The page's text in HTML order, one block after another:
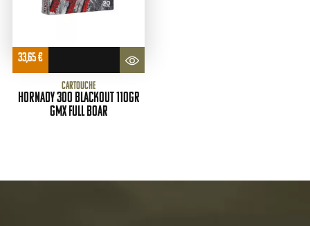
33,65€
Cartouche
HORNADY 300 blackout 110gr
GMX Full boar